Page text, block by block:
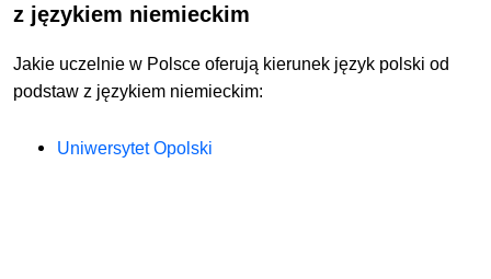
z językiem niemieckim
Jakie uczelnie w Polsce oferują kierunek język polski od
podstaw z językiem niemieckim:
Uniwersytet Opolski